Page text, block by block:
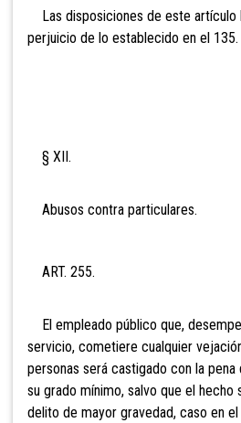
Las disposiciones de este artículo
perjuicio de lo establecido en el 135.
§ XII.
Abusos contra particulares.
ART. 255.
El empleado público que,
servicio, cometiere cualquier
personas será castigado con la
su grado mínimo, salvo que el
delito de mayor gravedad, caso en